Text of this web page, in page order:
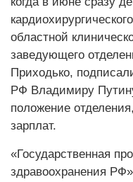
областной
заведующего
Приходько,
РФ Владимиру
положение
зарплат.
«Государственная
здравоохранения